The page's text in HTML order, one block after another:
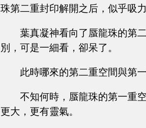
珠第二重封印解開之后，似乎吸力
葉真凝神看向了蜃龍珠的第
別，可是一細看，卻呆了。
此時哪來的第二重空間與第
不知何時，蜃龍珠的第一重
更大，更有靈氣。